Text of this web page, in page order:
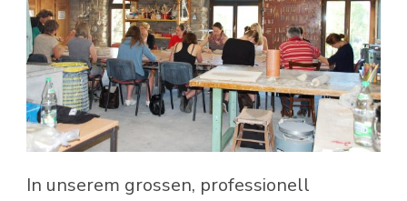
In unserem grossen, professionell